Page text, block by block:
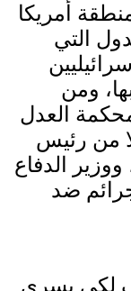
أمريكا
التي
ومن
العدل
من رئيس
ووزير الدفاع
ضد
لكي يسري